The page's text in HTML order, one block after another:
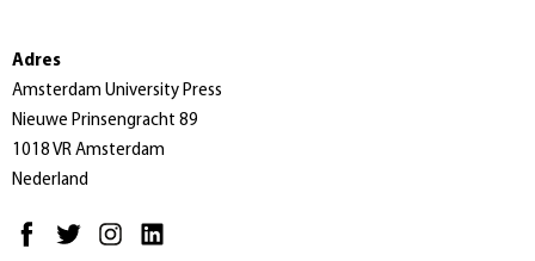
Adres
Amsterdam University Press
Nieuwe Prinsengracht 89
1018 VR Amsterdam
Nederland